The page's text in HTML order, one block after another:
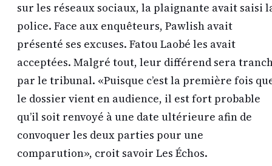
sur les réseaux sociaux, la plaignante avait saisi
police. Face aux enquêteurs, Pawlish avait
présenté ses excuses. Fatou Laobé les avait
acceptées. Malgré tout, leur différend sera
par le tribunal. «Puisque c’est la première fois
le dossier vient en audience, il est fort probable
qu’il soit renvoyé à une date ultérieure afin de
convoquer les deux parties pour une
comparution», croit savoir Les Échos.